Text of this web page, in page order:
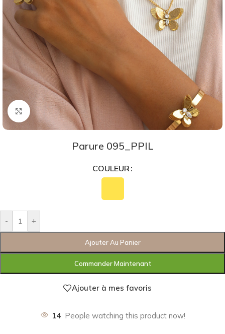
Agrandir
Parure 095_PPIL
COULEUR
- +
Ajouter Au Panier
Commander Maintenant
Ajouter à mes favoris
14 People watching this product now!